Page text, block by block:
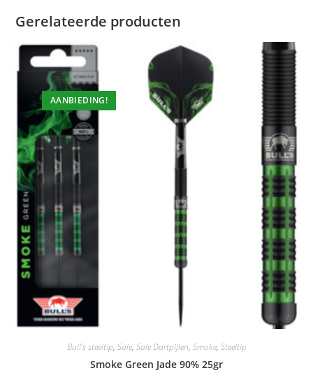
Gerelateerde producten
AANBIEDING!
Bull's steeltip, Sale, Sale Dartpijlen, Smoke, Steeltip
Smoke Green Jade 90% 25gr